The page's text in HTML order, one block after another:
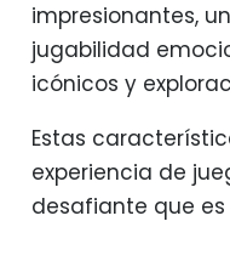
impresionantes,
jugabilidad
icónicos y
Estas
experiencia de
desafiante que es